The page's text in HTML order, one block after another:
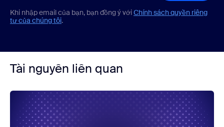
Khi nhập email của bạn, bạn đồng ý vớiChính sách quyền riêng
tư của chúng tôi.
Tài nguyên liên quan